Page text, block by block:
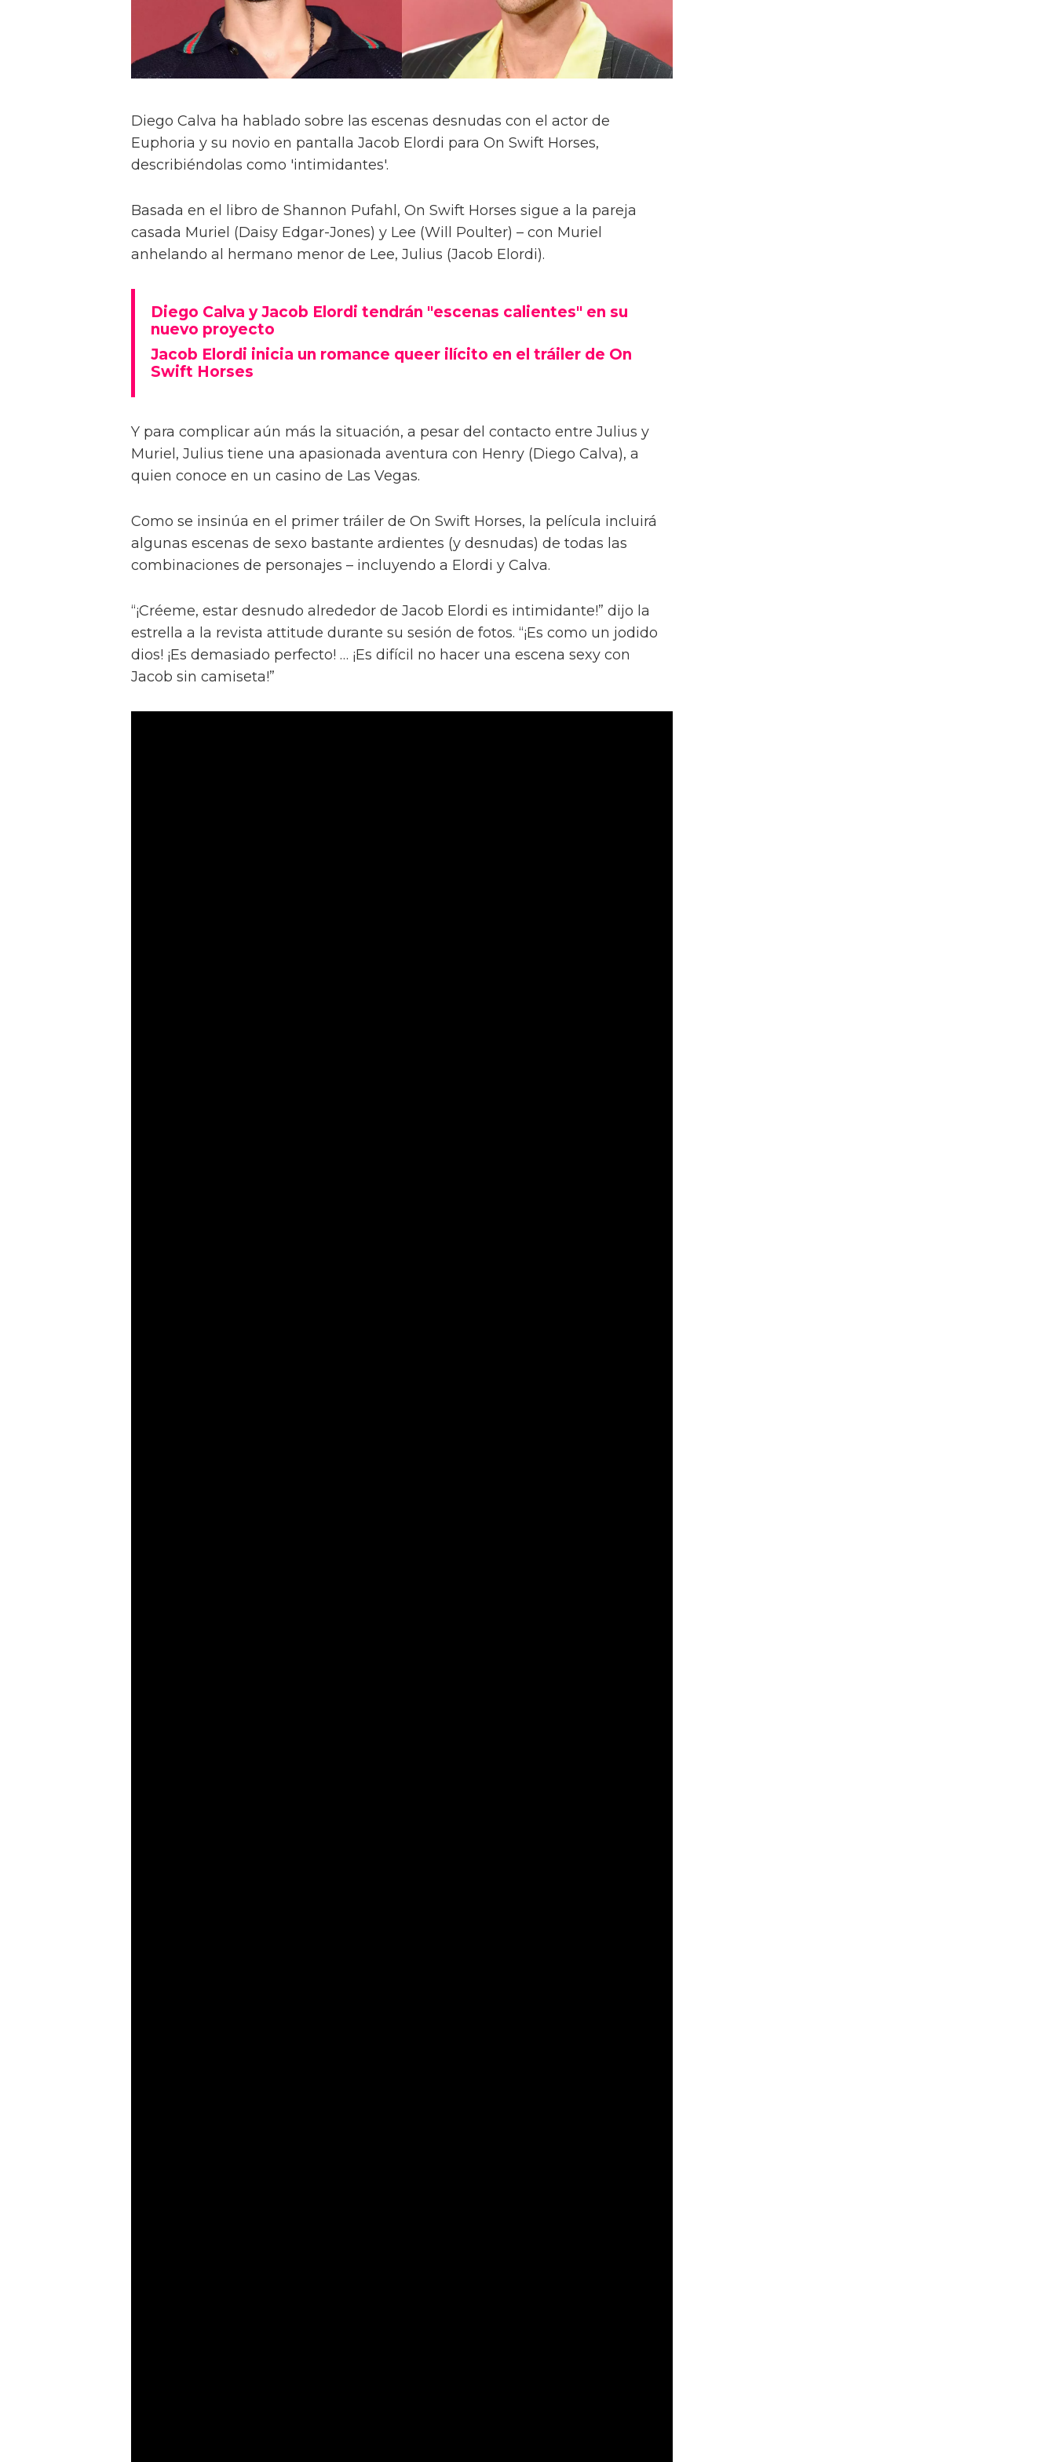
Diego Calva ha hablado sobre las escenas desnudas con el actor de
Euphoria y su novio en pantalla Jacob Elordi para On Swift Horses,
describiéndolas como 'intimidantes'.
Basada en el libro de Shannon Pufahl, On Swift Horses sigue a la pareja
casada Muriel (Daisy Edgar-Jones) y Lee (Will Poulter) – con Muriel
anhelando al hermano menor de Lee, Julius (Jacob Elordi).
Diego Calva y Jacob Elordi tendrán "escenas calientes" en su
nuevo proyecto
Jacob Elordi inicia un romance queer ilícito en el tráiler de On
Swift Horses
Y para complicar aún más la situación, a pesar del contacto entre Julius y
Muriel, Julius tiene una apasionada aventura con Henry (Diego Calva), a
quien conoce en un casino de Las Vegas.
Como se insinúa en el primer tráiler de On Swift Horses, la película incluirá
algunas escenas de sexo bastante ardientes (y desnudas) de todas las
combinaciones de personajes – incluyendo a Elordi y Calva.
“¡Créeme, estar desnudo alrededor de Jacob Elordi es intimidante!” dijo la
estrella a la revista attitude durante su sesión de fotos. “¡Es como un jodido
dios! ¡Es demasiado perfecto! … ¡Es difícil no hacer una escena sexy con
Jacob sin camiseta!”